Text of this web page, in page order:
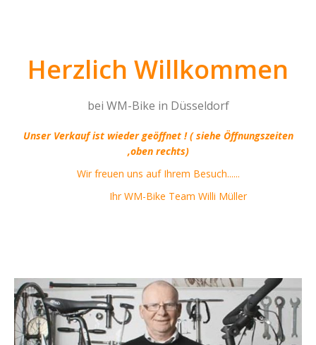
Herzlich Willkommen
bei WM-Bike in Düsseldorf
Unser Verkauf ist wieder geöffnet ! ( siehe Öffnungszeiten
,oben rechts)
Wir freuen uns auf Ihrem Besuch......
Ihr WM-Bike Team Willi Müller